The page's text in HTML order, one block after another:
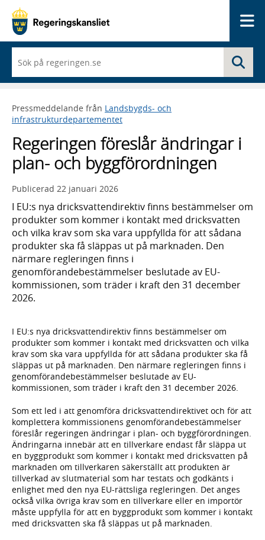
du
börjar
skriva
framträder
en
med
sökförslag
Pressmeddelande från Landsbygds- och
infrastrukturdepartementet
Regeringen föreslår ändringar i
plan- och byggförordningen
Publicerad 22 januari 2026
I EU:s nya dricksvattendirektiv finns bestämmelser om
produkter som kommer i kontakt med dricksvatten
och vilka krav som ska vara uppfyllda för att sådana
produkter ska få släppas ut på marknaden. Den
närmare regleringen finns i
genomförandebestämmelser beslutade av EU-
kommissionen, som träder i kraft den 31 december
2026.
I EU:s nya dricksvattendirektiv finns bestämmelser om
produkter som kommer i kontakt med dricksvatten och vilka
krav som ska vara uppfyllda för att sådana produkter ska få
släppas ut på marknaden. Den närmare regleringen finns i
genomförandebestämmelser beslutade av EU-
kommissionen, som träder i kraft den 31 december 2026.
Som ett led i att genomföra dricksvattendirektivet och för att
komplettera kommissionens genomförandebestämmelser
föreslår regeringen ändringar i plan- och byggförordningen.
Ändringarna innebär att en tillverkare endast får släppa ut
en byggprodukt som kommer i kontakt med dricksvatten på
marknaden om tillverkaren säkerställt att produkten är
tillverkad av slutmaterial som har testats och godkänts i
enlighet med den nya EU-rättsliga regleringen. Det anges
också vilka övriga krav som en tillverkare eller en importör
måste uppfylla för att en byggprodukt som kommer i kontakt
med dricksvatten ska få släppas ut på marknaden.